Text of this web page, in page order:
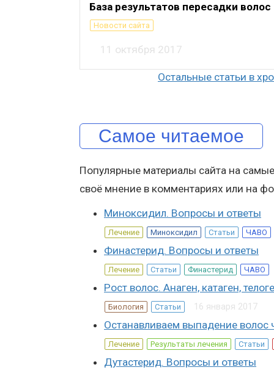
База результатов пересадки
Новости сайта
11 октября 2017
Остальные статьи в
Самое читаемое
Популярные материалы сайта на
своё мнение в комментариях или на
Миноксидил. Вопросы и ответы
Лечение Миноксидил Статьи ЧАВО
Финастерид. Вопросы и ответы
Лечение Статьи Финастерид ЧАВО
Рост волос. Анаген, катаген,
Биология Статьи 16 января 2017
Останавливаем выпадение
Лечение Результаты лечения Статьи
Дутастерид. Вопросы и ответы